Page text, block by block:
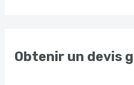
Obtenir un devis